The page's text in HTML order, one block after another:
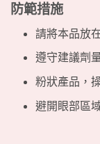
防範措施
請將本品放
遵守建議劑
粉狀產品，
避開眼部區